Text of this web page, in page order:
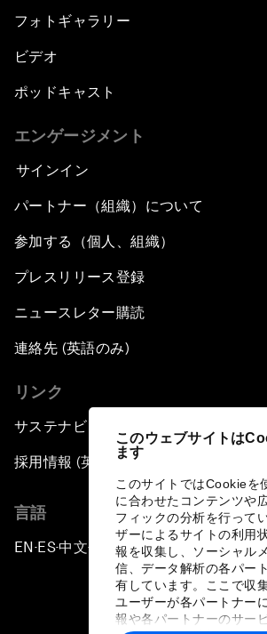
このウェブサイトは
ます
このサイトではCookieを
に合わせたコンテンツや
フィックの分析を行って
ザーによるサイトの利用
報を収集し、ソーシャル
信、データ解析の各パー
有しています。ここで収
ユーザーが各パートナー
報や各パートナーのサー
フォトギャラリー
ビデオ
ポッドキャスト
エンゲージメント
サインイン
パートナー（組織）について
参加する（個人、組織）
プレスリリース登録
ニュースレター購読
連絡先 (英語のみ)
リンク
サステナビリティへの取り組み
採用情報 (英語のみ)
言語
EN ▪ES▪中文▪ 日本語